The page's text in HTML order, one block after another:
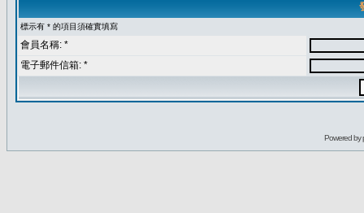
標示有 * 的項目須確實填寫
會員名稱: *
電子郵件信箱: *
Powered by